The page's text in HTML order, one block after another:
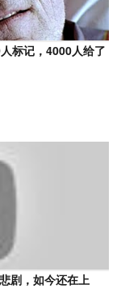
标记，4000人给了
剧，如今还在上